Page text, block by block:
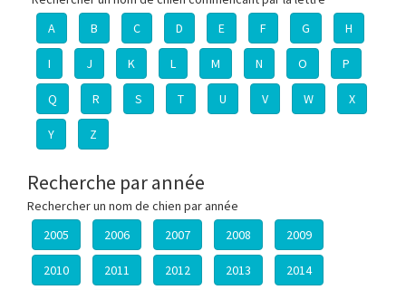
A
B C D E F G H
I J K L M N O P
Q R S T U V W X
Y Z
Recherche par année
Rechercher un nom de chien par année
2005
2006 2007 2008 2009
2010 2011 2012 2013 2014